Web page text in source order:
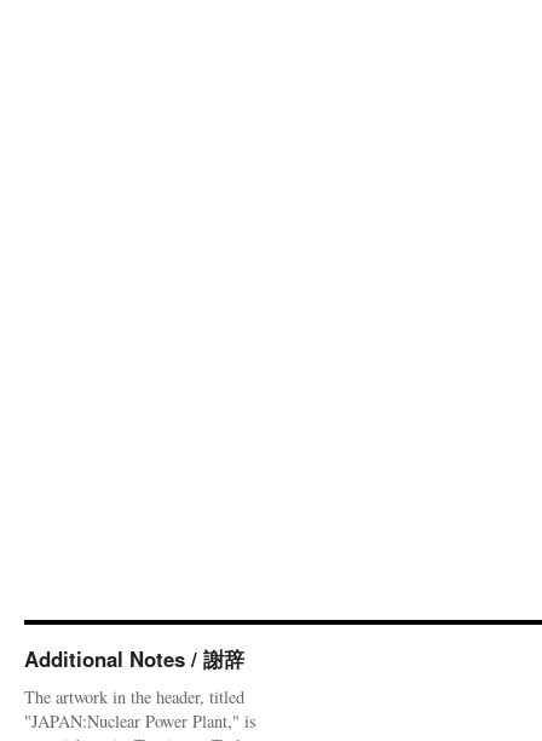
Additional Notes / 謝辞
The artwork in the header, titled
"JAPAN:Nuclear Power Plant," is